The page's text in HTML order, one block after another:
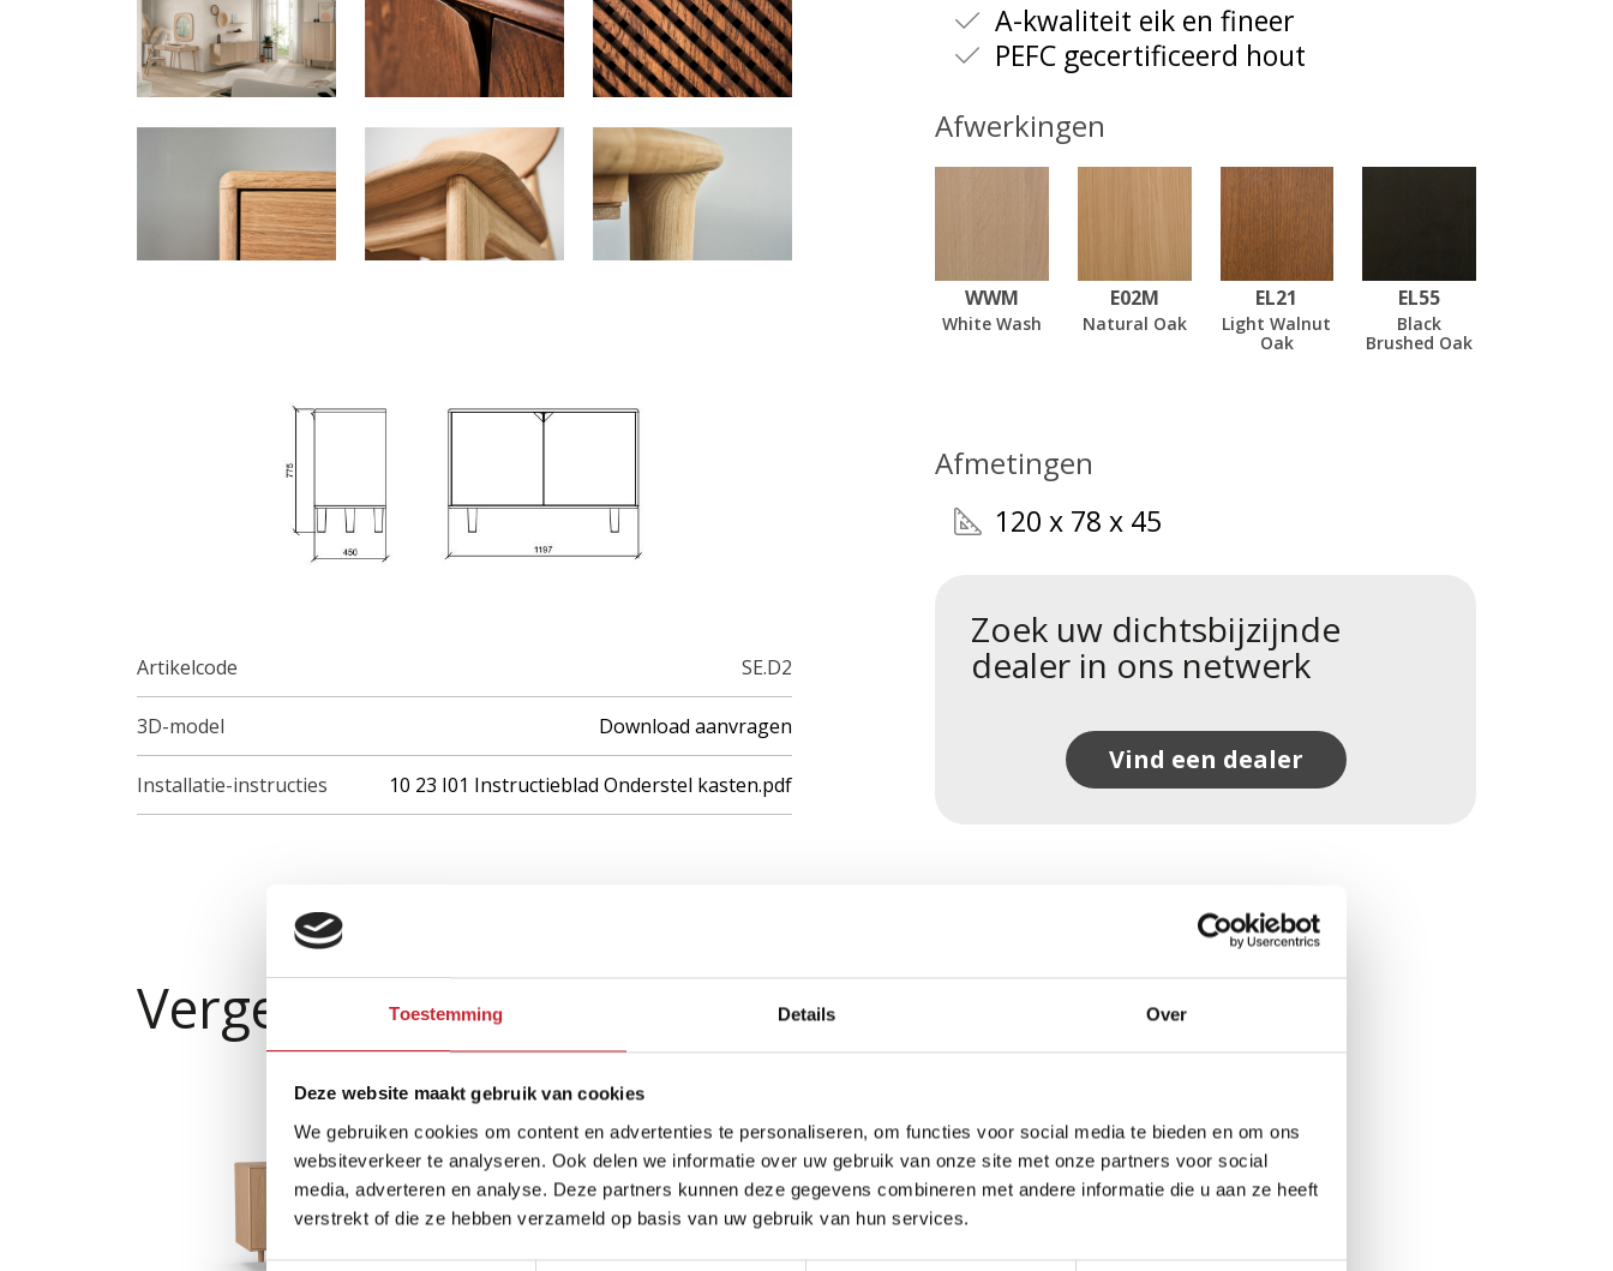
Toestemming Details Over
Deze website maakt gebruik van cookies
We gebruiken cookies om content en advertenties te personaliseren, om functies voor social media te bieden en om ons
websiteverkeer te analyseren. Ook delen we informatie over uw gebruik van onze site met onze partners voor social
media, adverteren en analyse. Deze partners kunnen deze gegevens combineren met andere informatie die u aan ze heeft
verstrekt of die ze hebben verzameld op basis van uw gebruik van hun services.
Artikelcode SE.D2
3D-model Download aanvragen
Installatie-instructies 10 23 I01 Instructieblad Onderstel kasten.pdf
A-kwaliteit eik en fineer
PEFC gecertificeerd hout
Afwerkingen
WWM
White Wash
E02M
Natural Oak
EL21
Light Walnut
Oak
EL55
Black
Brushed Oak
Afmetingen
120 x 78 x 45
Zoek uw dichtsbijzijnde
dealer in ons netwerk
Vind een dealer
Vergelijkbare producten